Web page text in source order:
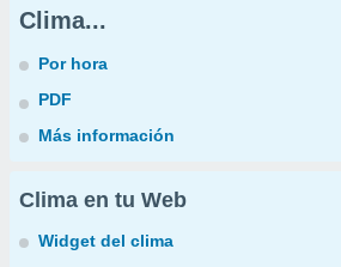
Clima...
Por hora
PDF
Más información
Clima en tu Web
Widget del clima